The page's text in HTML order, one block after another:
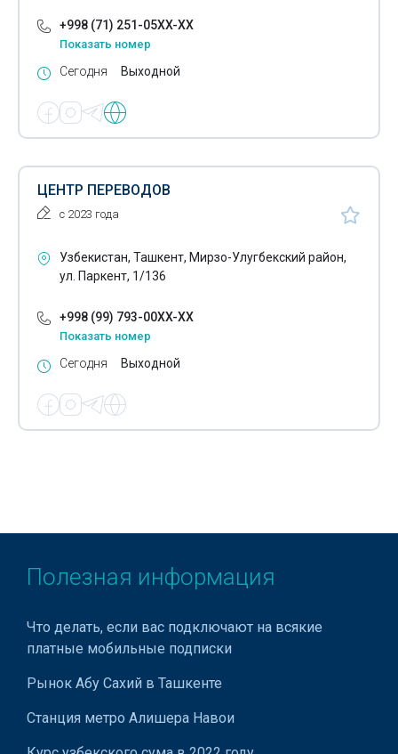
+998 (71) 251-05XX-XX
Показать номер
Сегодня Выходной
ЦЕНТР ПЕРЕВОДОВ
с 2023 года
Узбекистан, Ташкент, Мирзо-Улугбекский район,
ул. Паркент, 1/136
+998 (99) 793-00XX-XX
Показать номер
Сегодня Выходной
Полезная информация
Что делать, если вас подключают на всякие
платные мобильные подписки
Рынок Абу Сахий в Ташкенте
Станция метро Алишера Навои